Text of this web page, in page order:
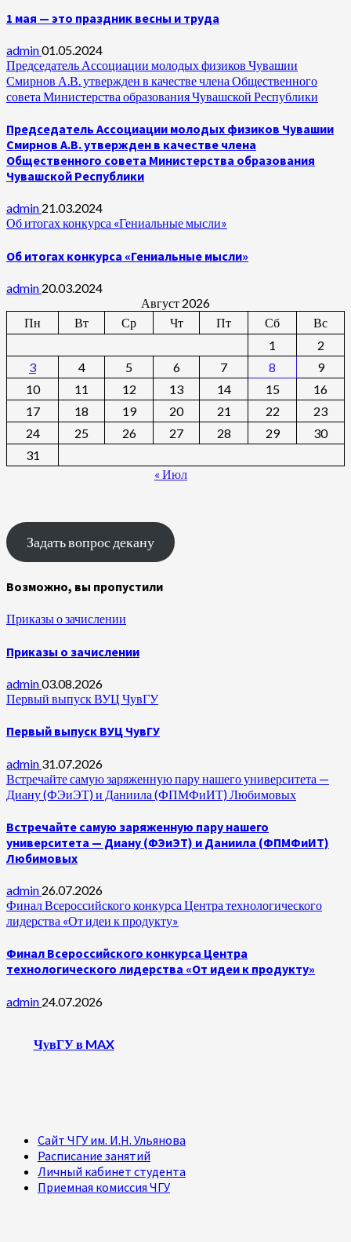
1 мая — это праздник весны и труда
admin01.05.2024
Председатель Ассоциации молодых физиков Чувашии
Смирнов А.В. утвержден в качестве члена Общественного
совета Министерства образования Чувашской Республики
Председатель Ассоциации молодых физиков Чувашии
Смирнов А.В. утвержден в качестве члена
Общественного совета Министерства образования
Чувашской Республики
admin 21.03.2024
Об итогах конкурса «Гениальные мысли»
Об итогах конкурса «Гениальные мысли»
admin 20.03.2024
Август 2026
Пн
Вт Ср Чт Пт Сб
Вс
1
2
3
4 5 6 7 8
9
10
11 12 13 14 15
16
17
18 19 20 21 22
23
24
25 26 27 28 29
30
31
« Июл
Задать вопрос декану
Возможно, вы пропустили
Приказы о зачислении
Приказы о зачислении
admin03.08.2026
Первый выпуск ВУЦ ЧувГУ
Первый выпуск ВУЦ ЧувГУ
admin 31.07.2026
Встречайте самую заряженную пару нашего университета —
Диану (ФЭиЭТ) и Даниила (ФПМФиИТ) Любимовых
Встречайте самую заряженную пару нашего
университета — Диану (ФЭиЭТ) и Даниила (ФПМФиИТ)
Любимовых
admin 26.07.2026
Финал Всероссийского конкурса Центра технологического
лидерства «От идеи к продукту»
Финал Всероссийского конкурса Центра
технологического лидерства «От идеи к продукту»
admin 24.07.2026
ЧувГУ в MAX
Сайт ЧГУ им. И.Н. Ульянова
Расписание занятий
Личный кабинет студента
Приемная комиссия ЧГУ